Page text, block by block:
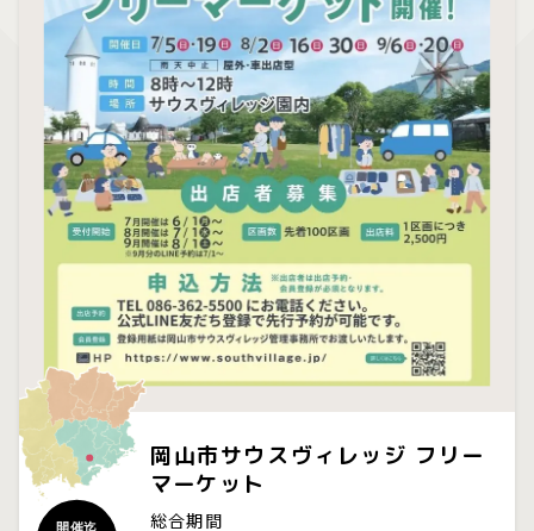
岡山市サウスヴィレッジ フリー
マーケット
開催迄
総合期間